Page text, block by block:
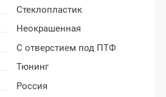
Стеклопластик
Неокрашенная
С отверстием под ПТФ
Тюнинг
Россия